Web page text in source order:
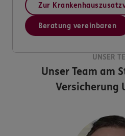
Zur
Beratung vereinbaren
UNSER
Unser Team am
Versicherung